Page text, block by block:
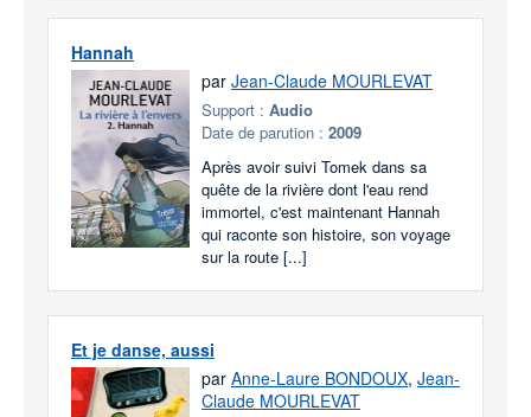
Hannah
par Jean-Claude MOURLEVAT
Support : Audio
Date de parution : 2009
Après avoir suivi Tomek dans sa
quête de la rivière dont l'eau rend
immortel, c'est maintenant Hannah
qui raconte son histoire, son voyage
sur la route [...]
Et je danse, aussi
par Anne-Laure BONDOUX, Jean-
Claude MOURLEVAT